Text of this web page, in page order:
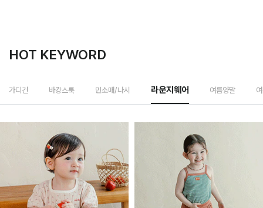
HOT KEYWORD
건 바캉스룩 민소매/나시 라운지웨어 여름양말 여름모자